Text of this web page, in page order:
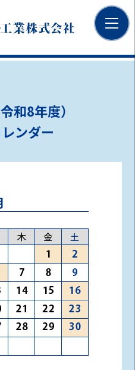
和8年度）
ンダー